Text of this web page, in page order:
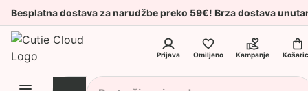
Besplatna dostava za narudžbe preko 59€! Brza dostava
Prijava Omiljeno Kampanje